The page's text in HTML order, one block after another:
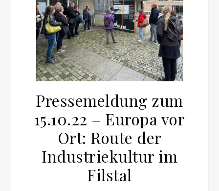
Pressemeldung zum
15.10.22 – Europa vor
Ort: Route der
Industriekultur im
Filstal